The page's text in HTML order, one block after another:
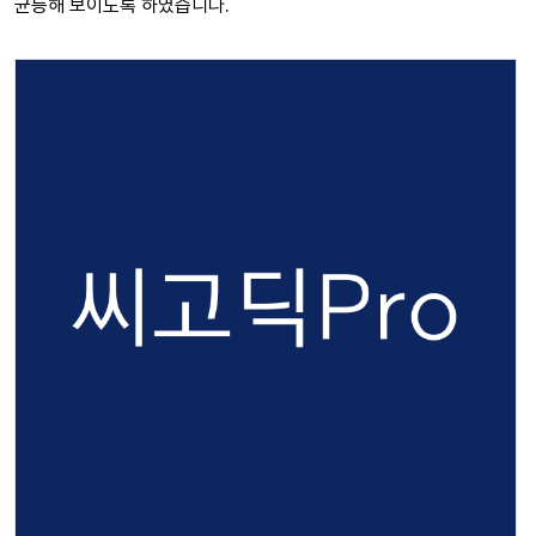
균등해 보이도록 하였습니다.